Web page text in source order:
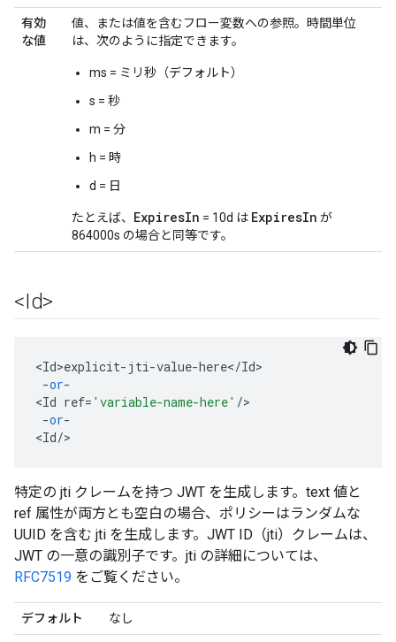
有効
な値
値、または値を含むフロー変数への参照。時間単位
は、次のように指定できます。
ms = ミリ秒（デフォルト）
s = 秒
m = 分
h = 時
d = 日
たとえば、 ExpiresIn = 10d は ExpiresIn が
864000s の場合と同等です。
<Id>
<Id>explicit- jti-value-here</Id
-or-
<Id ref= 'variable-name-here' /
-or-
<Id/>
特定の jti クレームを持つ JWT を生成します。text 値と
ref 属性が両方とも空白の場合、ポリシーはランダムな
UUID を含む jti を生成します。JWT ID（jti）クレームは、
JWT の一意の識別子です。jti の詳細については、
RFC7519 をご覧ください。
デフォルト なし